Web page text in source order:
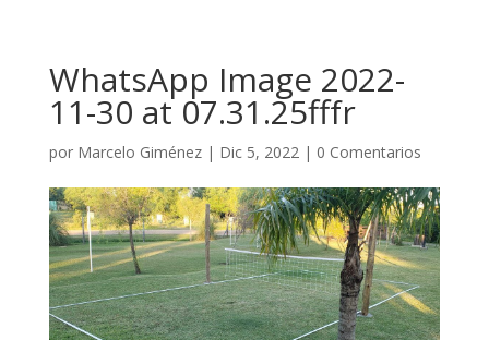
WhatsApp Image 2022-
11-30 at 07.31.25fffr
por Marcelo Giménez| Dic 5, 2022| 0 Comentarios